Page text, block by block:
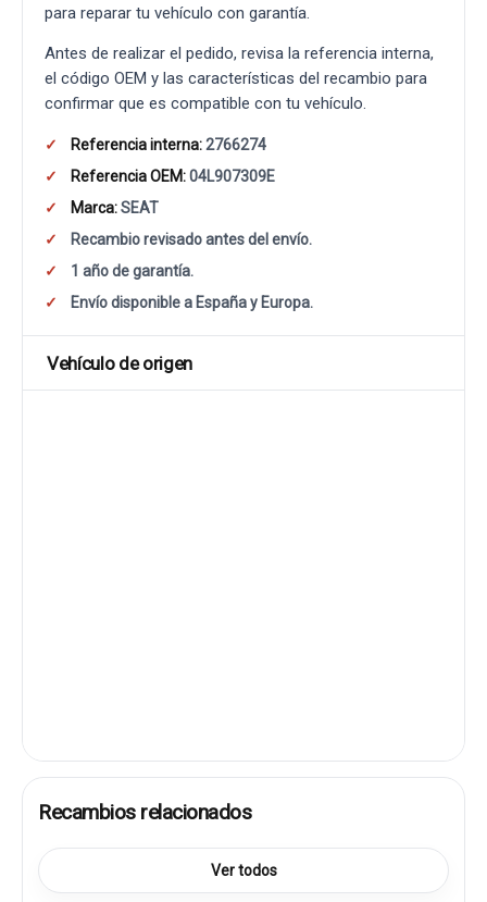
para reparar tu vehículo con garantía.
Antes de realizar el pedido, revisa la referencia interna,
el código OEM y las características del recambio para
confirmar que es compatible con tu vehículo.
Referencia interna:2766274
Referencia OEM:04L907309E
Marca:SEAT
Recambio revisado antes del envío.
1 año de garantía.
Envío disponible a España y Europa.
Vehículo de origen
Recambios relacionados
Ver todos